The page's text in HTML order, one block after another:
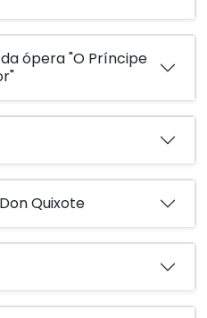
ópera "O Príncipe
Quixote